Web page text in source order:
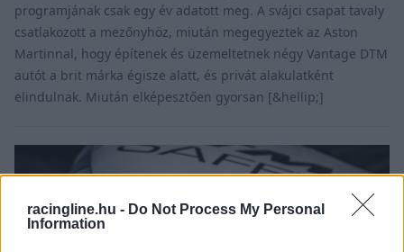
racingline.hu - Do Not Process My Personal
Information
programjának csak egy év adatott meg. A svájci csapat tavaly
csatlakozott a mezőnyhöz, miután megegyeztek az Aston
Martinnal, hogy építenek és üzemeltetnek négy Vantage DTM
autót a brit márka égisze alatt, és privát alakulatként
elindulnak. Miután elképesztően gyorsan [&hellip;]